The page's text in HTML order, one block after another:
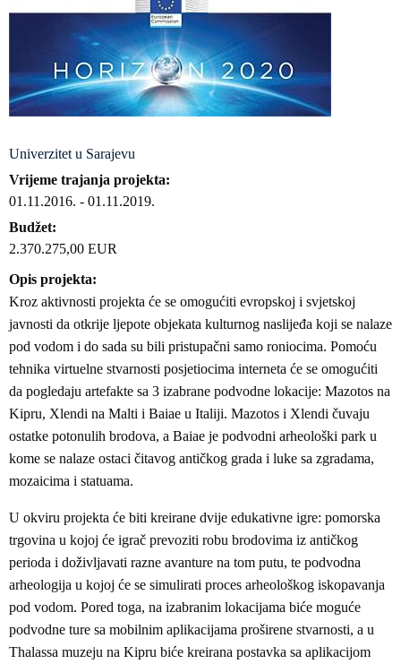
Univerzitet u Sarajevu
Vrijeme trajanja projekta
01.11.2016. - 01.11.2019.
Budžet
2.370.275,00 EUR
Opis projekta
Kroz aktivnosti projekta će se omogućiti evropskoj i svjetskoj
javnosti da otkrije ljepote objekata kulturnog naslijeđa koji se nalaze
pod vodom i do sada su bili pristupačni samo roniocima. Pomoću
tehnika virtuelne stvarnosti posjetiocima interneta će se omogućiti
da pogledaju artefakte sa 3 izabrane podvodne lokacije: Mazotos na
Kipru, Xlendi na Malti i Baiae u Italiji. Mazotos i Xlendi čuvaju
ostatke potonulih brodova, a Baiae je podvodni arheološki park u
kome se nalaze ostaci čitavog antičkog grada i luke sa zgradama,
mozaicima i statuama.
U okviru projekta će biti kreirane dvije edukativne igre: pomorska
trgovina u kojoj će igrač prevoziti robu brodovima iz antičkog
perioda i doživljavati razne avanture na tom putu, te podvodna
arheologija u kojoj će se simulirati proces arheološkog iskopavanja
pod vodom. Pored toga, na izabranim lokacijama biće moguće
podvodne ture sa mobilnim aplikacijama proširene stvarnosti, a u
Thalassa muzeju na Kipru biće kreirana postavka sa aplikacijom